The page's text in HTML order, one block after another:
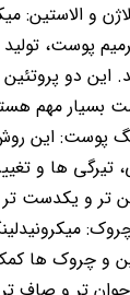
و الاستین:
پوست، تولید
دو پروتئین
بسیار مهم
پوست: این
تیرگی ها و
تر و یکدست تر
و چروک ها